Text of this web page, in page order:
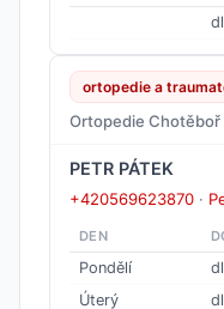
ortopedie a
Ortopedie Chotěboř
PETR PÁTEK
+420569623870 ·
DEN
Pondělí
Úterý